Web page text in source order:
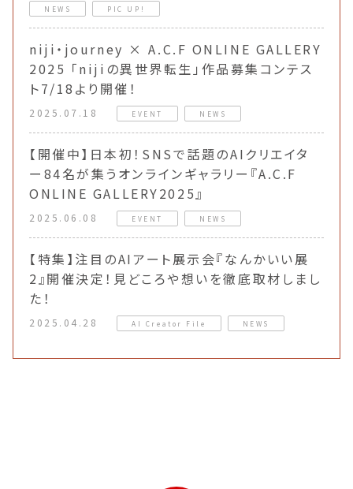
NEWS
PIC UP!
niji・journey × A.C.F ONLINE GALLERY
2025 「nijiの異世界転生」作品募集コンテス
ト7/18より開催！
2025.07.18 EVENT NEWS
【開催中】日本初！SNSで話題のAIクリエイタ
ー84名が集うオンラインギャラリー『A.C.F
ONLINE GALLERY2025』
2025.06.08 EVENT NEWS
【特集】注目のAIアート展示会『なんかいい展
2』開催決定！見どころや想いを徹底取材しまし
た！
2025.04.28 AI Creator File NEWS